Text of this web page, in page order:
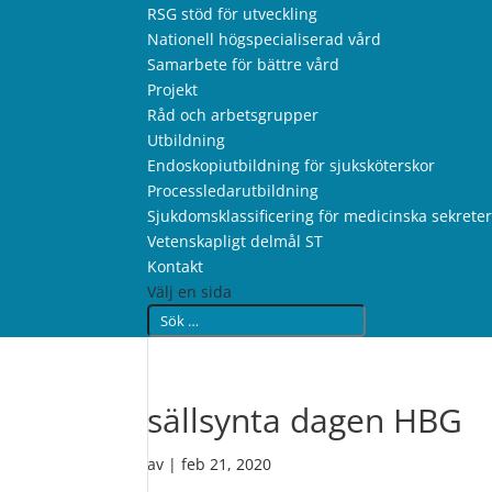
RSG stöd för utveckling
Nationell högspecialiserad vård
Samarbete för bättre vård
Projekt
Råd och arbetsgrupper
Utbildning
Endoskopiutbildning för sjuksköterskor
Processledarutbildning
Sjukdomsklassificering för medicinska
Vetenskapligt delmål ST
Kontakt
Välj en sida
sällsynta dagen HBG
av |feb 21, 2020